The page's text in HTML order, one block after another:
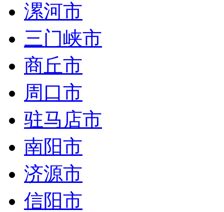
漯河市
三门峡市
商丘市
周口市
驻马店市
南阳市
济源市
信阳市